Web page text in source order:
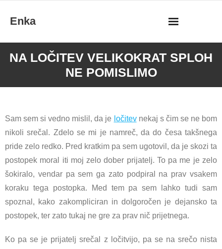
Enka
NA LOČITEV VELIKOKRAT SPLOH
NE POMISLIMO
Sam sem si vedno mislil, da je ločitevnekaj s čim se ne bom
nikoli srečal. Zdelo se mi je namreč, da do česa takšnega
pride zelo redko. Pred kratkim pa sem ugotovil, da je skozi ta
postopek moral iti moj zelo dober prijatelj. To pa me je zelo
šokiralo, vendar pa sem ga zato podpiral na prav vsakem
koraku tega postopka. Med tem pa sem lahko tudi sam
spoznal, kako zakompliciran in dolgoročen je dejansko ta
postopek, ter zato tukaj ne gre za prav nič prijetnega.
Ko pa se je prijatelj srečal z ločitvijo, pa se na srečo nista